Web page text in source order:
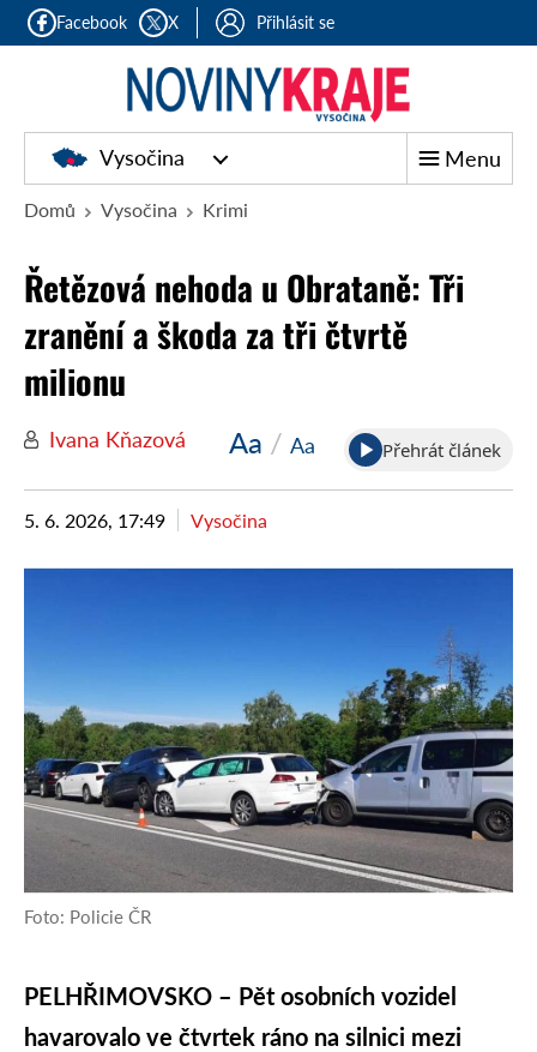
Facebook X Přihlásit se
Vysočina Menu
Domů Vysočina Krimi
Řetězová nehoda u Obrataně: Tři
zranění a škoda za tři čtvrtě
milionu
Ivana Kňazová Aa / Aa Přehrát článek
5. 6. 2026, 17:49 Vysočina
Foto: Policie ČR
PELHŘIMOVSKO – Pět osobních vozidel
havarovalo ve čtvrtek ráno na silnici mezi